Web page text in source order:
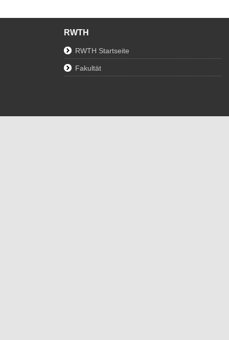
RWTH
RWTH Startseite
Fakultät